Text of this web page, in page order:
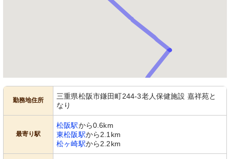
勤務地住所
三重県松阪市鎌田町244-3老人保健施設 嘉祥苑と
なり
最寄り駅
松阪駅から0.6km
東松阪駅から2.1km
松ヶ崎駅から2.2km